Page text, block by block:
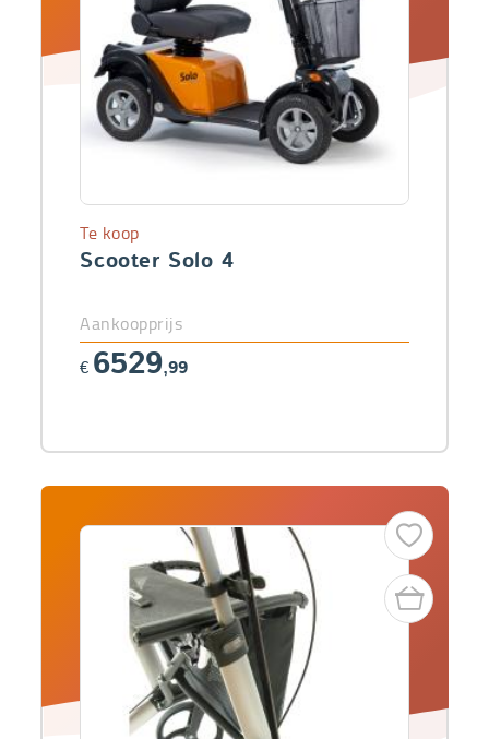
Scooter Solo 4
Te koop
Aankoopprijs
€ 6529,99